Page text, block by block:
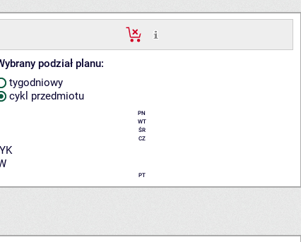
podział planu:
tygodniowy
cykl przedmiotu
PN
WT
ŚR
CZ
PT